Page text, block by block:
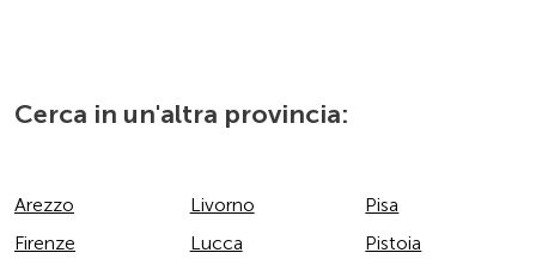
Cerca in un'altra provincia:
Arezzo
Firenze
Livorno
Lucca
Pisa
Pistoia